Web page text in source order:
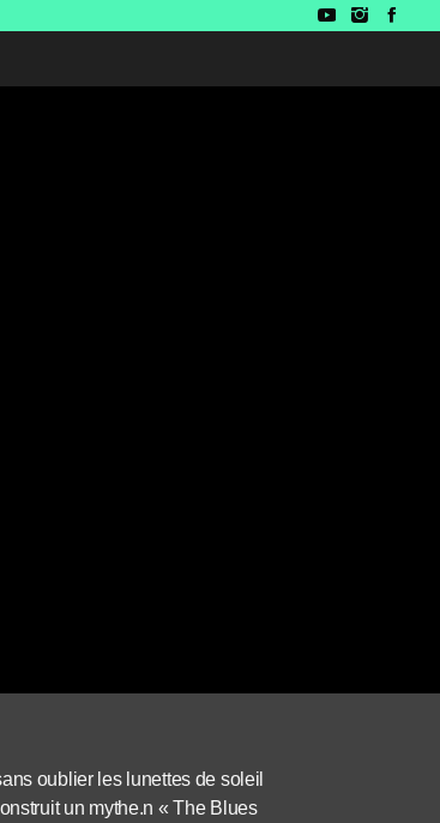
oublier les lunettes de soleil
un mythe.n « The Blues